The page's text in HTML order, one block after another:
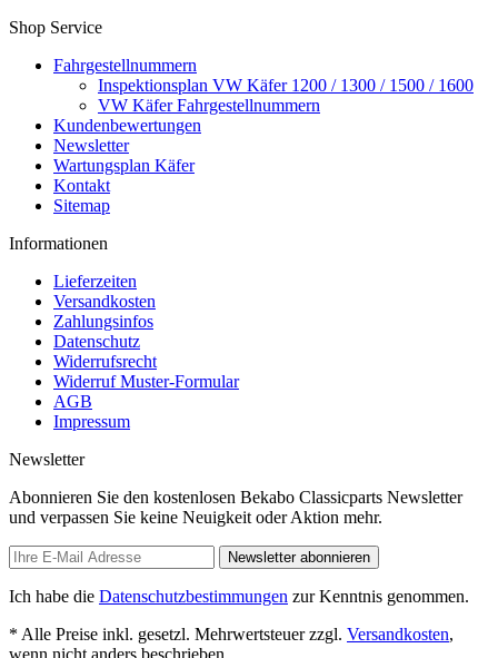
Shop Service
Fahrgestellnummern
Inspektionsplan VW Käfer 1200 / 1300 / 1500 / 1600
VW Käfer Fahrgestellnummern
Kundenbewertungen
Newsletter
Wartungsplan Käfer
Kontakt
Sitemap
Informationen
Lieferzeiten
Versandkosten
Zahlungsinfos
Datenschutz
Widerrufsrecht
Widerruf Muster-Formular
AGB
Impressum
Newsletter
Abonnieren Sie den kostenlosen Bekabo Classicparts Newsletter
und verpassen Sie keine Neuigkeit oder Aktion mehr.
Newsletter abonnieren
Ich habe die Datenschutzbestimmungen zur Kenntnis genommen.
* Alle Preise inkl. gesetzl. Mehrwertsteuer zzgl. Versandkosten,
wenn nicht anders beschrieben